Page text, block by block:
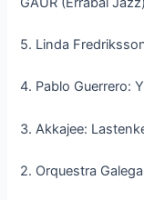
5. Linda
4. Pablo Guerrero:
3. Akkajee:
2. Orquestra